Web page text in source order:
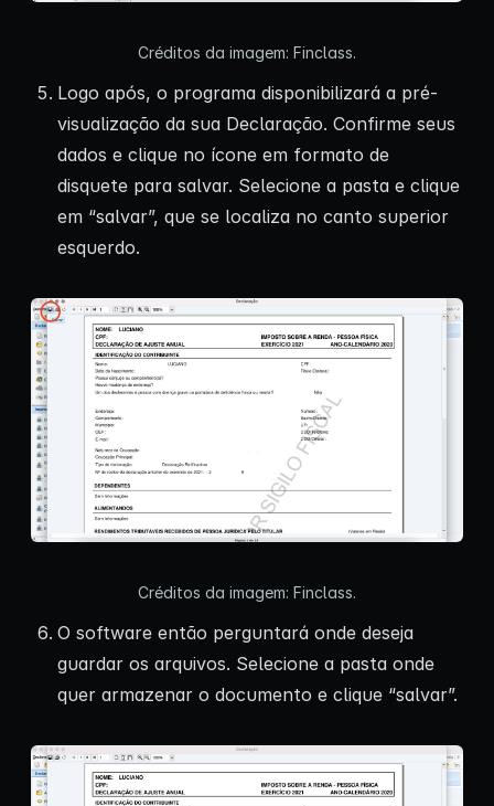
Créditos da imagem: Finclass.
Logo após, o programa disponibilizará a pré-
visualização da sua Declaração. Confirme seus
dados e clique no ícone em formato de
disquete para salvar. Selecione a pasta e clique
em “salvar”, que se localiza no canto superior
esquerdo.
Créditos da imagem: Finclass.
O software então perguntará onde deseja
guardar os arquivos. Selecione a pasta onde
quer armazenar o documento e clique “salvar”.